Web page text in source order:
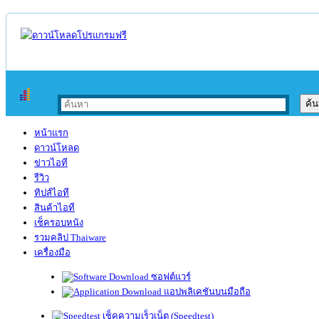
หน้าแรก
ดาวน์โหลด
ข่าวไอที
รีวิว
ทิปส์ไอที
สินค้าไอที
เช็ครอบหนัง
รวมคลิป Thaiware
เครื่องมือ
ซอฟต์แวร์
แอปพลิเคชันบนมือถือ
เช็คความเร็วเน็ต (Speedtest)